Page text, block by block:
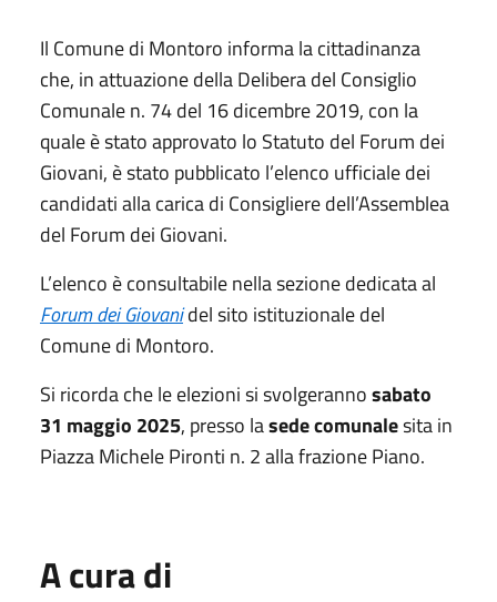
Il Comune di Montoro informa la cittadinanza
che, in attuazione della Delibera del Consiglio
Comunale n. 74 del 16 dicembre 2019, con la
quale è stato approvato lo Statuto del Forum dei
Giovani, è stato pubblicato l’elenco ufficiale dei
candidati alla carica di Consigliere dell’Assemblea
del Forum dei Giovani.
L’elenco è consultabile nella sezione dedicata al
Forum dei Giovanidel sito istituzionale del
Comune di Montoro.
Si ricorda che le elezioni si svolgerannosabato
31 maggio 2025, presso lasede comunalesita in
Piazza Michele Pironti n. 2 alla frazione Piano.
A cura di